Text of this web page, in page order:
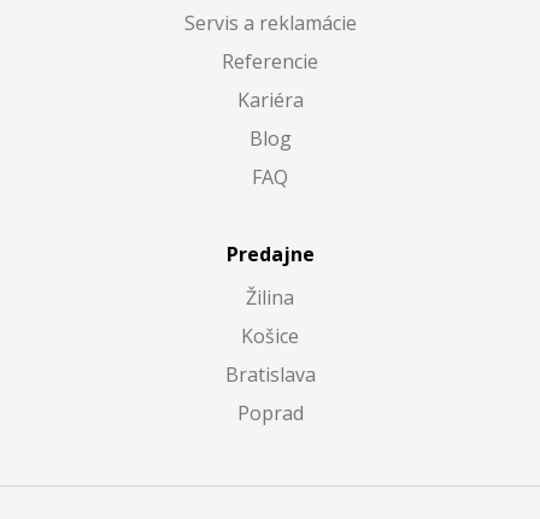
Servis a reklamácie
Referencie
Kariéra
Blog
FAQ
Predajne
Žilina
Košice
Bratislava
Poprad